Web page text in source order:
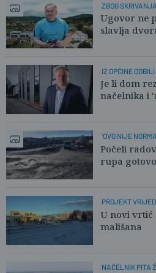
ZBOG
OPĆINU
Ugovor ne
slavlja
IZ OPĆINE
Je li dom
načelnika i
'OVO NIJE
Počeli
rupa
PROJEKT
U novi vrtić
mališana
NAČELNIK PITA